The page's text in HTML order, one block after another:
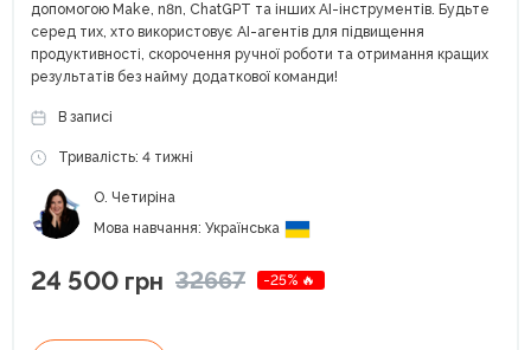
допомогою Make, n8n, ChatGPT та інших AI-інструментів. Будьте
серед тих, хто використовує AI-агентів для підвищення
продуктивності, скорочення ручної роботи та отримання кращих
результатів без найму додаткової команди!
В записі
Тривалість: 4 тижні
О. Четиріна
Мова навчання: Українська
24 500 грн 32667 -25% 🔥